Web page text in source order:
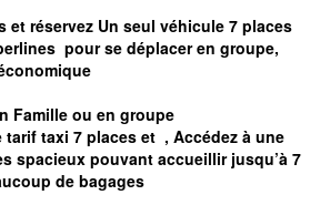
et réservez Un seul véhicule 7 places
pour se déplacer en groupe,
Famille ou en groupe
tarif taxi 7 places et , Accédez à une
spacieux pouvant accueillir jusqu’à 7
de bagages